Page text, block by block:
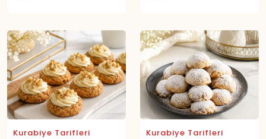
Kurabiye Tarifleri
Kurabiye Tarifleri